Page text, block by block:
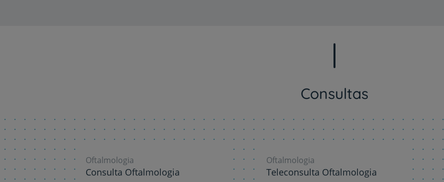
Consultas
Oftalmologia
Consulta Oftalmologia
Oftalmologia
Teleconsulta Oftalmologia